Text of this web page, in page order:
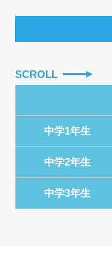
SCROLL
中学1年生
中学2年生
中学3年生